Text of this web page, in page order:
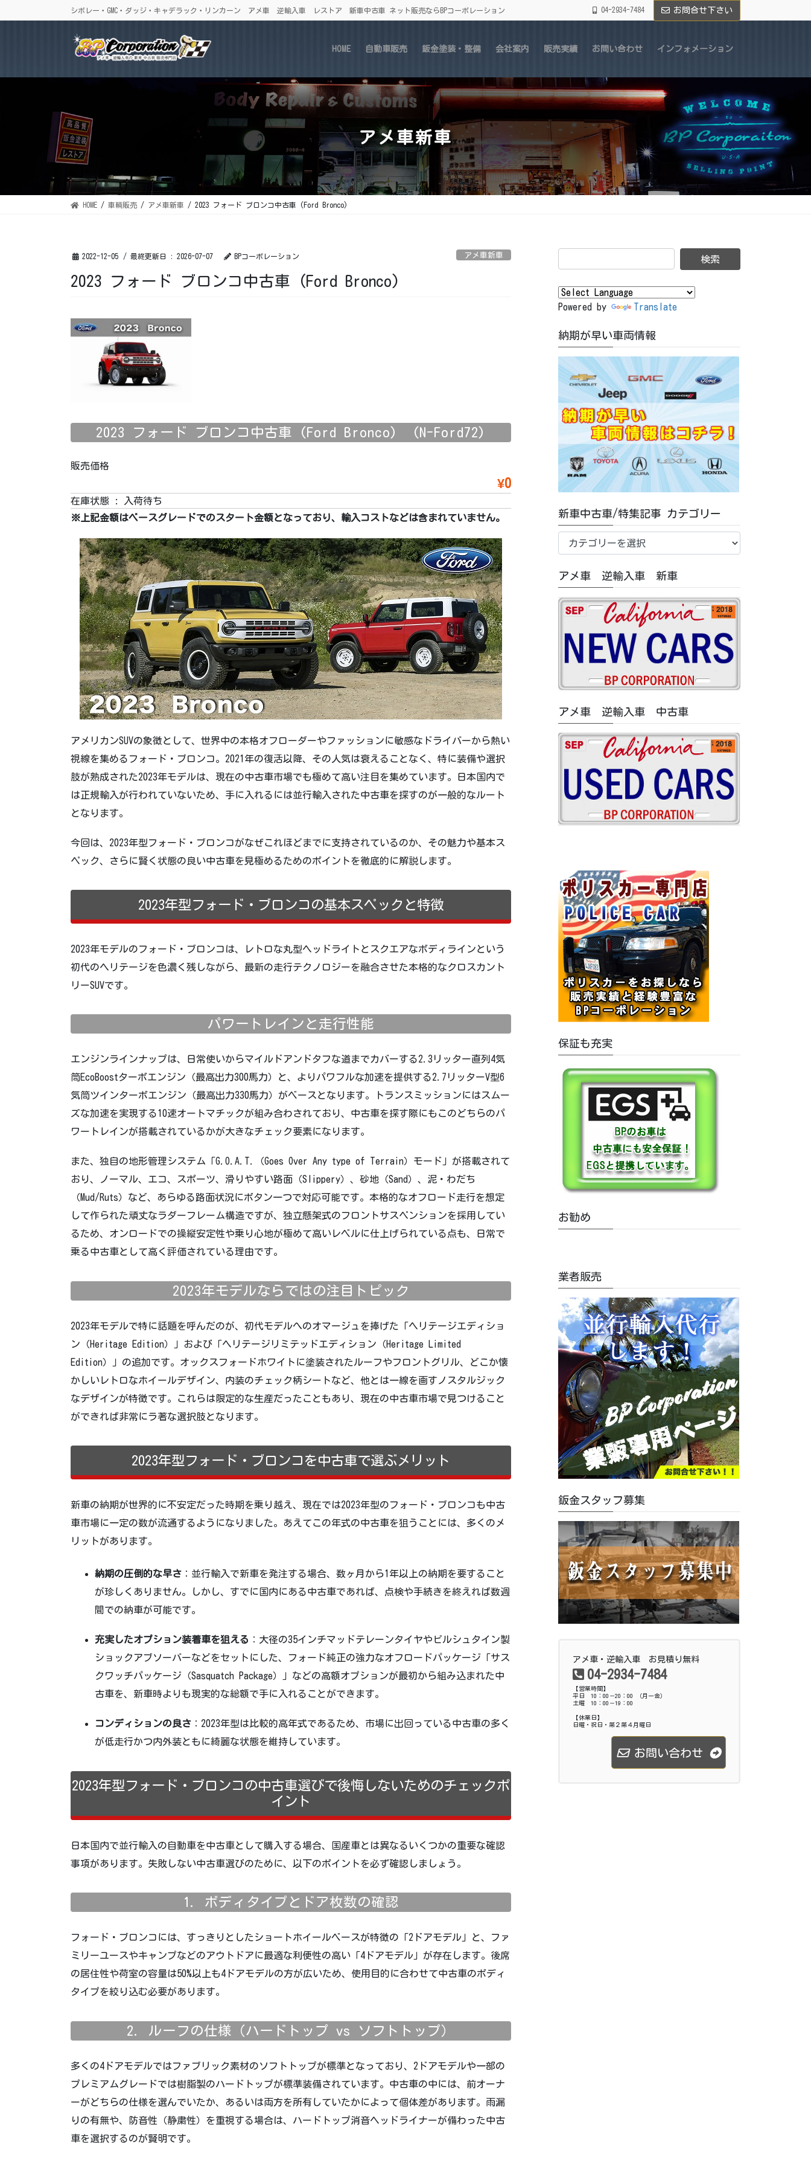
ン
に
ビ
ョ
シボレー・GMC・ダッジ・キャデラック・リンカーン アメ車 逆輸入車 レストア 新車中古車 ネット販売ならBPコーポレーション 04-2934-7484 お問合せ下さい
HOME 自動車販売 鈑金塗装・整備 会社案内 販売実績 お問い合わせ インフォメーション
アメ車新車
HOME 車輌販売 アメ車新車 2023 フォード ブロンコ中古車 (Ford Bronco)
2022-12-05 / 最終更新日 : 2026-07-07 BPコーポレーション アメ車新車
2023 フォード ブロンコ中古車 (Ford Bronco)
2023 フォード ブロンコ中古車 (Ford Bronco) (N-Ford72)
販売価格
¥0
在庫状態 : 入荷待ち
※上記金額はベースグレードでのスタート金額となっており、輸入コストなどは含まれていません。
アメリカンSUVの象徴として、世界中の本格オフローダーやファッションに敏感なドライバーから熱い
視線を集めるフォード・ブロンコ。2021年の復活以降、その人気は衰えることなく、特に装備や選択
肢が熟成された2023年モデルは、現在の中古車市場でも極めて高い注目を集めています。日本国内で
は正規輸入が行われていないため、手に入れるには並行輸入された中古車を探すのが一般的なルート
となります。
今回は、2023年型フォード・ブロンコがなぜこれほどまでに支持されているのか、その魅力や基本ス
ペック、さらに賢く状態の良い中古車を見極めるためのポイントを徹底的に解説します。
2023年型フォード・ブロンコの基本スペックと特徴
2023年モデルのフォード・ブロンコは、レトロな丸型ヘッドライトとスクエアなボディラインという
初代のヘリテージを色濃く残しながら、最新の走行テクノロジーを融合させた本格的なクロスカント
リーSUVです。
パワートレインと走行性能
エンジンラインナップは、日常使いからマイルドアンドタフな道までカバーする2.3リッター直列4気
筒EcoBoostターボエンジン（最高出力300馬力）と、よりパワフルな加速を提供する2.7リッターV型6
気筒ツインターボエンジン（最高出力330馬力）がベースとなります。トランスミッションにはスムー
ズな加速を実現する10速オートマチックが組み合わされており、中古車を探す際にもこのどちらのパ
ワートレインが搭載されているかが大きなチェック要素になります。
また、独自の地形管理システム「G.O.A.T.（Goes Over Any type of Terrain）モード」が搭載されて
おり、ノーマル、エコ、スポーツ、滑りやすい路面（Slippery）、砂地（Sand）、泥・わだち
（Mud/Ruts）など、あらゆる路面状況にボタン一つで対応可能です。本格的なオフロード走行を想定
して作られた頑丈なラダーフレーム構造ですが、独立懸架式のフロントサスペンションを採用してい
るため、オンロードでの操縦安定性や乗り心地が極めて高いレベルに仕上げられている点も、日常で
乗る中古車として高く評価されている理由です。
2023年モデルならではの注目トピック
2023年モデルで特に話題を呼んだのが、初代モデルへのオマージュを捧げた「ヘリテージエディショ
ン（Heritage Edition）」および「ヘリテージリミテッドエディション（Heritage Limited
Edition）」の追加です。オックスフォードホワイトに塗装されたルーフやフロントグリル、どこか懐
かしいレトロなホイールデザイン、内装のチェック柄シートなど、他とは一線を画すノスタルジック
なデザインが特徴です。これらは限定的な生産だったこともあり、現在の中古車市場で見つけること
ができれば非常にラ著な選択肢となります。
2023年型フォード・ブロンコを中古車で選ぶメリット
新車の納期が世界的に不安定だった時期を乗り越え、現在では2023年型のフォード・ブロンコも中古
車市場に一定の数が流通するようになりました。あえてこの年式の中古車を狙うことには、多くのメ
リットがあります。
納期の圧倒的な早さ ：並行輸入で新車を発注する場合、数ヶ月から1年以上の納期を要すること
が珍しくありません。しかし、すでに国内にある中古車であれば、点検や手続きを終えれば数週
間での納車が可能です。
充実したオプション装着車を狙える ：大径の35インチマッドテレーンタイヤやビルシュタイン製
ショックアブソーバーなどをセットにした、フォード純正の強力なオフロードパッケージ「サス
クワッチパッケージ（Sasquatch Package）」などの高額オプションが最初から組み込まれた中
古車を、新車時よりも現実的な総額で手に入れることができます。
コンディションの良さ ：2023年型は比較的高年式であるため、市場に出回っている中古車の多く
が低走行かつ内外装ともに綺麗な状態を維持しています。
2023年型フォード・ブロンコの中古車選びで後悔しないためのチェックポ
イント
日本国内で並行輸入の自動車を中古車として購入する場合、国産車とは異なるいくつかの重要な確認
事項があります。失敗しない中古車選びのために、以下のポイントを必ず確認しましょう。
1. ボディタイプとドア枚数の確認
フォード・ブロンコには、すっきりとしたショートホイールベースが特徴の「2ドアモデル」と、ファ
ミリーユースやキャンプなどのアウトドアに最適な利便性の高い「4ドアモデル」が存在します。後席
の居住性や荷室の容量は50%以上も4ドアモデルの方が広いため、使用目的に合わせて中古車のボディ
タイプを絞り込む必要があります。
2. ルーフの仕様（ハードトップ vs ソフトトップ）
多くの4ドアモデルではファブリック素材のソフトトップが標準となっており、2ドアモデルや一部の
プレミアムグレードでは樹脂製のハードトップが標準装備されています。中古車の中には、前オーナ
ーがどちらの仕様を選んでいたか、あるいは両方を所有していたかによって個体差があります。雨漏
りの有無や、防音性（静粛性）を重視する場合は、ハードトップ消音ヘッドライナーが備わった中古
車を選択するのが賢明です。
Powered by Translate
納期が早い車両情報
新車中古車/特集記事 カテゴリー
車
古
車/
特
リ
ー
アメ車 逆輸入車 新車
アメ車 逆輸入車 中古車
保証も充実
お勧め
業者販売
鈑金スタッフ募集
アメ車・逆輸入車 お見積り無料
04-2934-7484
【営業時間】
平日 10：00－20：00 （月ー金）
土曜 10：00－19：00
【休業日】
日曜・祝日・第２第４月曜日
お問い合わせ